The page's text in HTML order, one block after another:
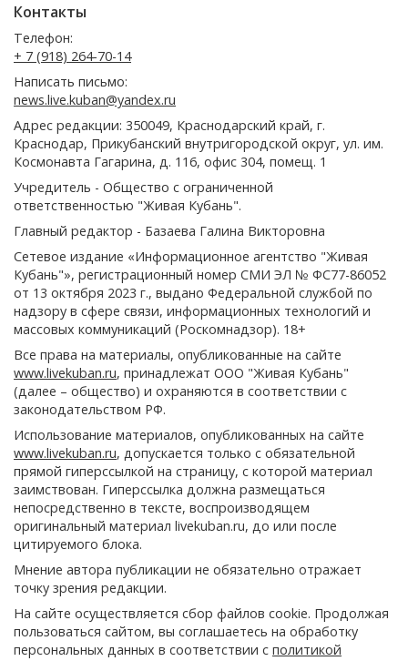
Контакты
Телефон:
+ 7 (918) 264-70-14
Написать письмо:
news.live.kuban@yandex.ru
Адрес редакции: 350049, Краснодарский край, г.
Краснодар, Прикубанский внутригородской округ, ул. им.
Космонавта Гагарина, д. 116, офис 304, помещ. 1
Учредитель - Общество с ограниченной
ответственностью "Живая Кубань".
Главный редактор - Базаева Галина Викторовна
Сетевое издание «Информационное агентство "Живая
Кубань"», регистрационный номер СМИ ЭЛ № ФС77-86052
от 13 октября 2023 г., выдано Федеральной службой по
надзору в сфере связи, информационных технологий и
массовых коммуникаций (Роскомнадзор). 18+
Все права на материалы, опубликованные на сайте
www.livekuban.ru, принадлежат ООО "Живая Кубань"
(далее – общество) и охраняются в соответствии с
законодательством РФ.
Использование материалов, опубликованных на сайте
www.livekuban.ru, допускается только с обязательной
прямой гиперссылкой на страницу, с которой материал
заимствован. Гиперссылка должна размещаться
непосредственно в тексте, воспроизводящем
оригинальный материал livekuban.ru, до или после
цитируемого блока.
Мнение автора публикации не обязательно отражает
точку зрения редакции.
На сайте осуществляется сбор файлов cookie. Продолжая
пользоваться сайтом, вы соглашаетесь на обработку
персональных данных в соответствии с политикой